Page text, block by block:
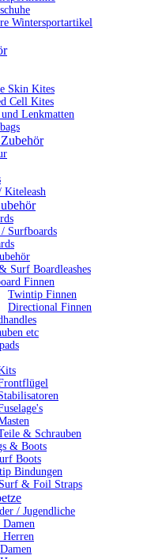
Wintersportartikel
Skin Kites
Cell Kites
Lenkmatten
Kiteleash
Surfboards
Surf Boardleashes
Finnen
Twintip Finnen
Directional Finnen
etc
& Schrauben
& Boots
Boots
Bindungen
& Foil Straps
/ Jugendliche
Herren